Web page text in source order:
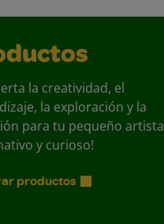
la creatividad, el
la exploración y la
para tu pequeño artista
y curioso!
productos